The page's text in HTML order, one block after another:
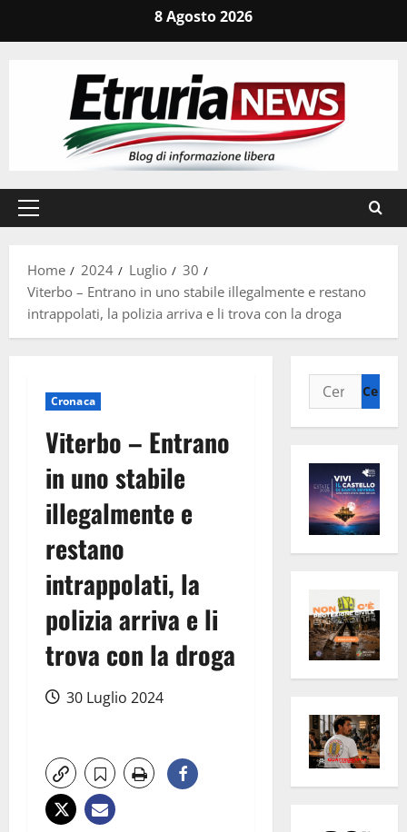
8 Agosto 2026
Menu
Home
2024 Luglio
30
Viterbo – Entrano in uno stabile illegalmente e restano
intrappolati, la polizia arriva e li trova con la droga
Cronaca
Viterbo – Entrano
in uno stabile
illegalmente e
restano
intrappolati, la
polizia arriva e li
trova con la droga
30 Luglio 2024
Ricerca
per: